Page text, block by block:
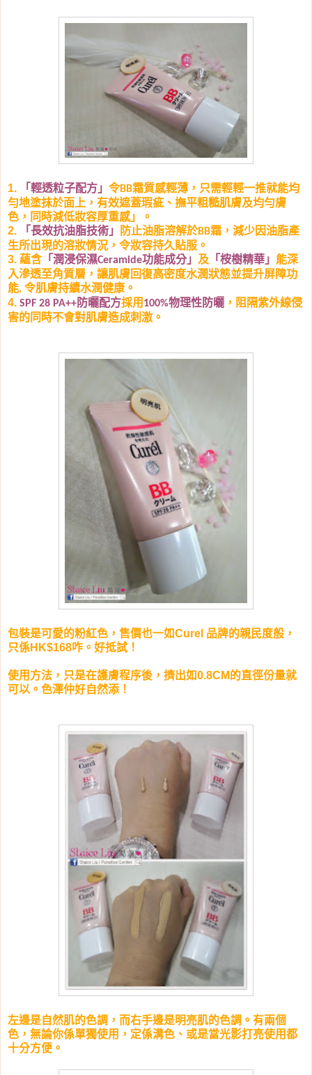
1. 「 輕透粒子配方 」 令BB霜質感輕薄，只需輕輕一推就能均
勻地塗抹於面上，有效遮蓋瑕疵、撫平粗糙肌膚及均勻膚
色，同時減低妝容厚重感」。
2.
「長效抗油脂技術」 防止油脂溶解於BB霜，減少因油脂產
生所出現的溶妝情況，令妝容持久貼服 。
3. 蘊含「潤浸保濕Ceramide功能成分」 及 「桉樹精華」 能深
入滲透至角質層，讓肌膚回復高密度水潤狀態並提升屏障功
能, 令肌膚持續水潤健康。
4. SPF 28 PA++防曬配方採用 100%物理性防曬 ，阻隔紫外線侵
害的同時不會對肌膚造成刺激 。
包裝是可愛的粉紅色，售價也一如Curel 品牌的親民度般，
只係HK$168咋。好抵試！
使用方法，只是在護膚程序後，擠出如0.8CM的直徑份量就
可以。色澤仲好自然添！
左邊是自然肌的色調，而右手邊是明亮肌的色調。有兩個
色，無論你係單獨使用，定係溝色、或是當光影打亮使用都
十分方便。